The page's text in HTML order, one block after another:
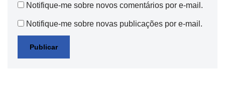
Notifique-me sobre novos comentários por e-mail.
Notifique-me sobre novas publicações por e-mail.